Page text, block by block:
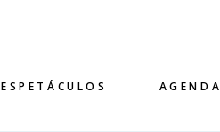
ESPETÁCULOS AGENDA